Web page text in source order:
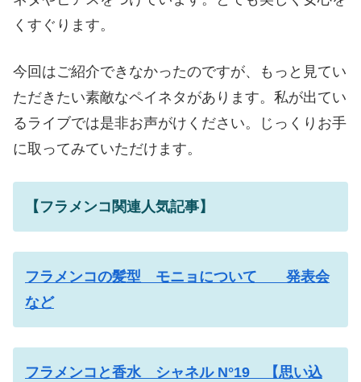
くすぐります。
今回はご紹介できなかったのですが、もっと見てい
ただきたい素敵なペイネタがあります。私が出てい
るライブでは是非お声がけください。じっくりお手
に取ってみていただけます。
【フラメンコ関連人気記事】
フラメンコの髪型 モニョについて 発表会
など
フラメンコと香水 シャネル N°19 【思い込